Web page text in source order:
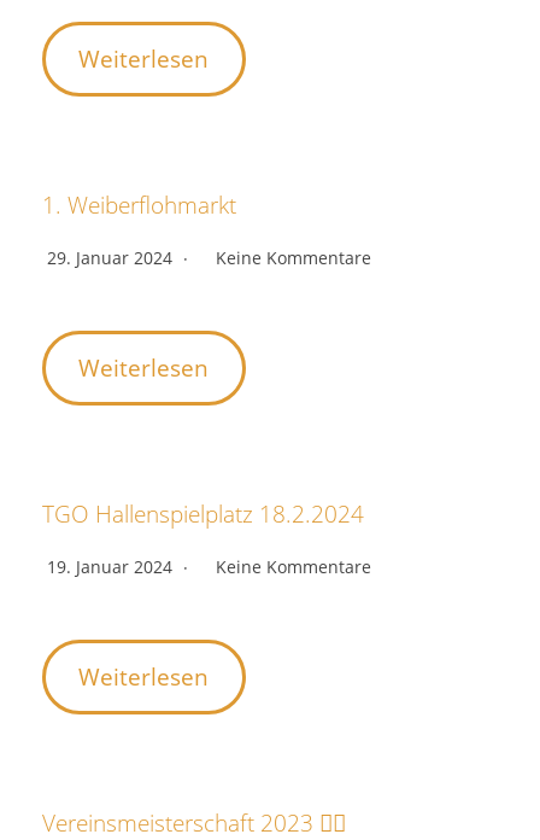
Weiterlesen
1. Weiberflohmarkt
29. Januar 2024 Keine Kommentare
Weiterlesen
TGO Hallenspielplatz 18.2.2024
19. Januar 2024 Keine Kommentare
Weiterlesen
Vereinsmeisterschaft 2023 🤸‍♀️